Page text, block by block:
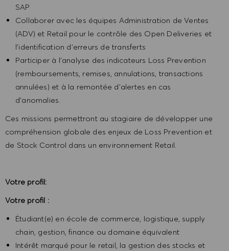
SAP
Collaborer avec les équipes Administration de Ventes
(ADV) et Retail pour le contrôle des Open Deliveries et
l’identification d’erreurs de transferts
Participer à l’analyse des indicateurs Loss Prevention
(remboursements, remises, annulations, transactions
annulées) et à la remontée d’alertes en cas
d’anomalies.
Ces missions permettront au stagiaire de développer une
compréhension globale des enjeux de Loss Prevention et
de Stock Control dans un environnement Retail.
Votre profil:
Votre profil :
Étudiant(e) en école de commerce, logistique, supply
chain, gestion, finance ou domaine équivalent
Intérêt marqué pour le retail, la gestion des stocks et